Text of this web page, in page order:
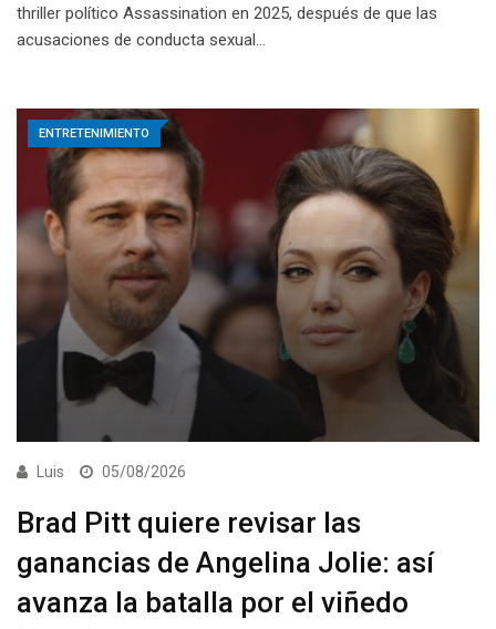
thriller político Assassination en 2025, después de que las
acusaciones de conducta sexual…
ENTRETENIMIENTO
Luis 05/08/2026
Brad Pitt quiere revisar las
ganancias de Angelina Jolie: así
avanza la batalla por el viñedo